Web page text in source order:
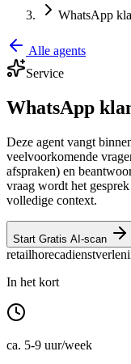
WhatsApp
Alle agents
Service
WhatsApp
Deze agent vangt
veelvoorkomende
afspraken) en
vraag wordt het
volledige context.
Start Gratis AI-scan
retailhoreca
In het kort
ca. 5-9 uur/week